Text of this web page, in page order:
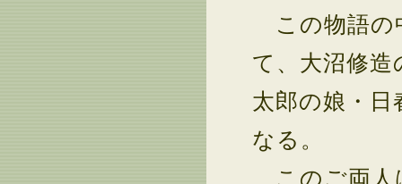
この物語の
て、大沼修造
太郎の娘・
なる。
このご両人